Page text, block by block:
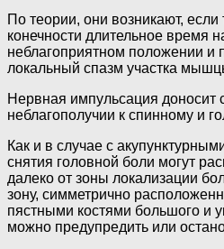
По теории, они возникают, если
конечности длительное время
неблагоприятном положении и
локальный спазм участка
Нервная импульсация доносит
неблагополучии к спинному и
Как и в случае с
снятия головной боли могут
далеко от зоны локализации
зону, симметрично
пястными костями большого и
можно предупредить или